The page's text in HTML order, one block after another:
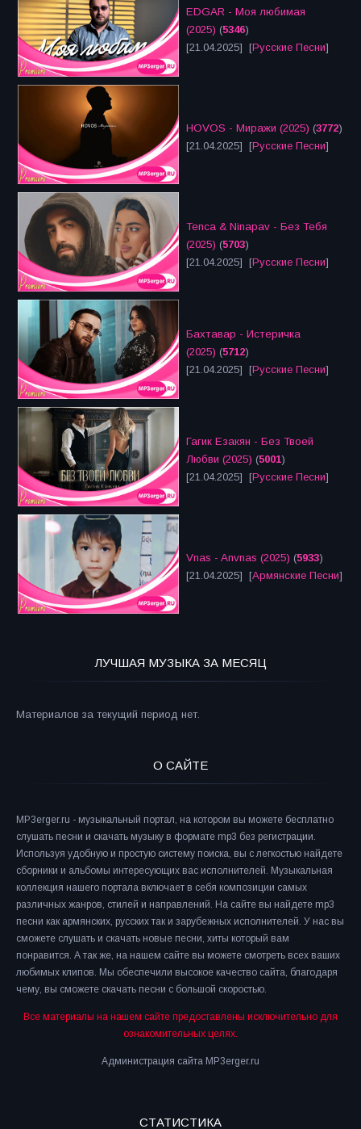
EDGAR - Моя любимая
(2025) (5346)
[21.04.2025] [Русские Песни]
HOVOS - Миражи (2025) (3772)
[21.04.2025] [Русские Песни]
Tenca & Ninapav - Без Тебя
(2025) (5703)
[21.04.2025] [Русские Песни]
Бахтавар - Истеричка
(2025) (5712)
[21.04.2025] [Русские Песни]
Гагик Езакян - Без Твоей
Любви (2025) (5001)
[21.04.2025] [Русские Песни]
Vnas - Anvnas (2025) (5933)
[21.04.2025] [Армянские Песни]
ЛУЧШАЯ МУЗЫКА ЗА МЕСЯЦ
Материалов за текущий период нет.
О САЙТЕ
MP3erger.ru - музыкальный портал, на котором вы можете бесплатно
слушать песни и скачать музыку в формате mp3 без регистрации.
Используя удобную и простую систему поиска, вы с легкостью найдете
сборники и альбомы интересующих вас исполнителей. Музыкальная
коллекция нашего портала включает в себя композиции самых
различных жанров, стилей и направлений. На сайте вы найдете mp3
песни как армянских, русских так и зарубежных исполнителей. У нас вы
сможете слушать и скачать новые песни, хиты который вам
понравится. А так же, на нашем сайте вы можете смотреть всех ваших
любимых клипов. Мы обеспечили высокое качество сайта, благодаря
чему, вы сможете скачать песни с большой скоростью.
Все материалы на нашем сайте предоставлены исключительно для
ознакомительных целях.
Администрация сайта MP3erger.ru
СТАТИСТИКА